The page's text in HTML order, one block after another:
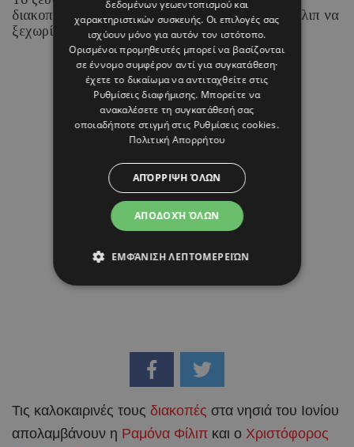
διακοπές στα νησιά του Ιονίου, με τη Ραμόνα Φίλιπ να
ξεχωρίζει για τα chic beach και resort looks της.
07 ΑΥΓΟΥΣΤΟΥ 26 - 15:45
Μαρία Καραμάνου
Τις καλοκαιρινές τους διακοπές στα νησιά του Ιονίου
απολαμβάνουν η Ραμόνα Φίλιπ και ο Χριστόφορος
δεδομένων γεωεντοπισμού και
χαρακτηριστικών συσκευής. Οι επιλογές σας
ισχύουν μόνο για αυτόν τον ιστότοπο.
Ορισμένοι προμηθευτές μπορεί να βασίζονται
σε έννομο συμφέρον αντί για συγκατάθεση·
έχετε το δικαίωμα να αντιταχθείτε στις
Ρυθμίσεις διαφήμισης. Μπορείτε να
ανακαλέσετε τη συγκατάθεσή σας
οποιαδήποτε στιγμή στις Ρυθμίσεις cookies.
Πολιτική Απορρήτου
ΑΠΟΔΟΧΉ ΌΛΩΝ
ΑΠΌΡΡΙΨΗ ΌΛΩΝ
ΕΜΦΆΝΙΣΗ ΛΕΠΤΟΜΕΡΕΙΏΝ